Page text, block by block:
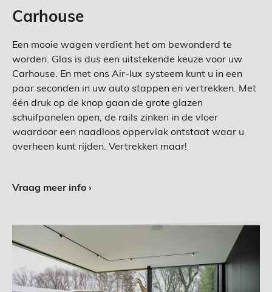
Carhouse
Een mooie wagen verdient het om bewonderd te
worden. Glas is dus een uitstekende keuze voor uw
Carhouse. En met ons Air-lux systeem kunt u in een
paar seconden in uw auto stappen en vertrekken. Met
één druk op de knop gaan de grote glazen
schuifpanelen open, de rails zinken in de vloer
waardoor een naadloos oppervlak ontstaat waar u
overheen kunt rijden. Vertrekken maar!
Vraag meer info ›